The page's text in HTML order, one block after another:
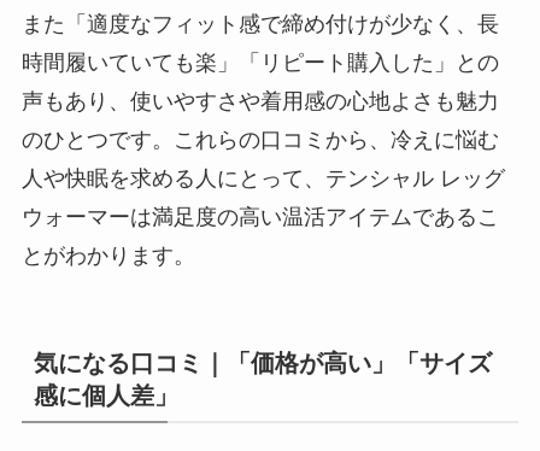
また「適度なフィット感で締め付けが少なく、長
時間履いていても楽」「リピート購入した」との
声もあり、使いやすさや着用感の心地よさも魅力
のひとつです。これらの口コミから、冷えに悩む
人や快眠を求める人にとって、テンシャル レッグ
ウォーマーは満足度の高い温活アイテムであるこ
とがわかります。
気になる口コミ｜「価格が高い」「サイズ
感に個人差」